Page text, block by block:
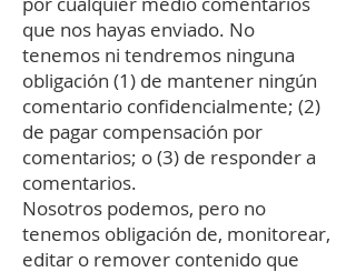
que nos hayas enviado. No
tenemos ni tendremos ninguna
obligación (1) de mantener ningún
comentario confidencialmente; (2)
de pagar compensación por
comentarios; o (3) de responder a
comentarios.
Nosotros podemos, pero no
tenemos obligación de, monitorear,
editar o remover contenido que